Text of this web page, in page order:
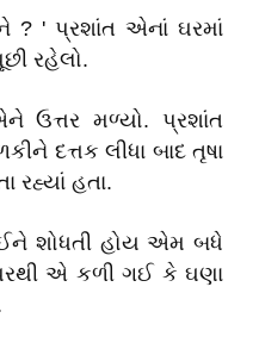
? ' પ્રશાંત એનાં ઘરમાં
રહેલો.
ઉત્તર મળ્યો. પ્રશાંત
દત્તક લીધા બાદ તૃષા
રહ્યાં હતા.
શોધતી હોય એમ બધે
એ કળી ગઈ કે ઘણા